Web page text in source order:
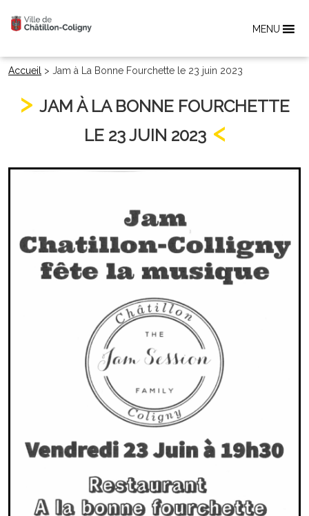
MENU
Accueil > Jam à La Bonne Fourchette le 23 juin 2023
JAM À LA BONNE FOURCHETTE
LE 23 JUIN 2023